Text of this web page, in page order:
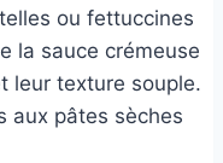
ou fettuccines
la sauce crémeuse
leur texture souple.
aux pâtes sèches